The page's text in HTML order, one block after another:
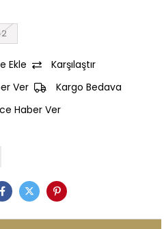
Ekle
Karşılaştır
Ver
Kargo Bedava
Haber Ver